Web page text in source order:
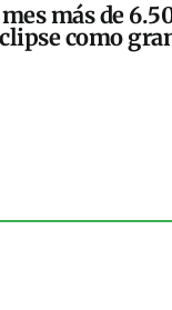
más de
como